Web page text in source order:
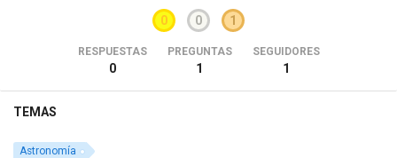
0 0 1
RESPUESTAS
0
PREGUNTAS
1
SEGUIDORES
1
TEMAS
Astronomía